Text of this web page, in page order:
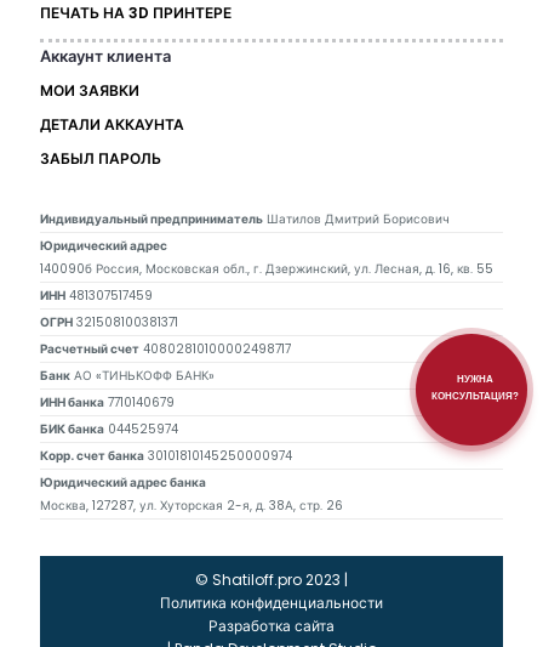
ПЕЧАТЬ НА 3D ПРИНТЕРЕ
Аккаунт клиента
МОИ ЗАЯВКИ
ДЕТАЛИ АККАУНТА
ЗАБЫЛ ПАРОЛЬ
Индивидуальный предприниматель Шатилов Дмитрий Борисович
Юридический адрес
140090б Россия, Московская обл., г. Дзержинский, ул. Лесная, д. 16, кв. 55
ИНН 481307517459
ОГРН 321508100381371
Расчетный счет 40802810100002498717
Банк АО «ТИНЬКОФФ БАНК»
ИНН банка 7710140679
БИК банка 044525974
Корр. счет банка 30101810145250000974
Юридический адрес банка
Москва, 127287, ул. Хуторская 2-я, д. 38А, стр. 26
НУЖНА
КОНСУЛЬТАЦИЯ?
© Shatiloff.pro 2023 |
Политика конфиденциальности
Разработка сайта